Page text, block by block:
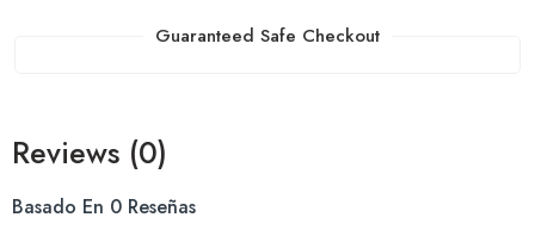
Guaranteed Safe Checkout
Reviews (0)
Basado En 0 Reseñas